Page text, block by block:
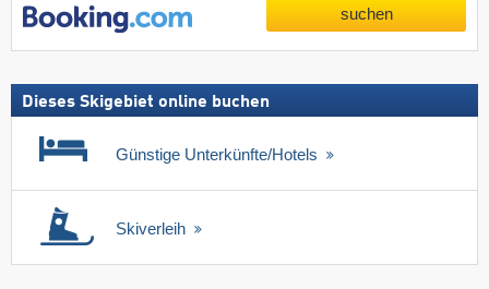
suchen
Dieses Skigebiet online buchen
Günstige Unterkünfte/Hotels
Skiverleih